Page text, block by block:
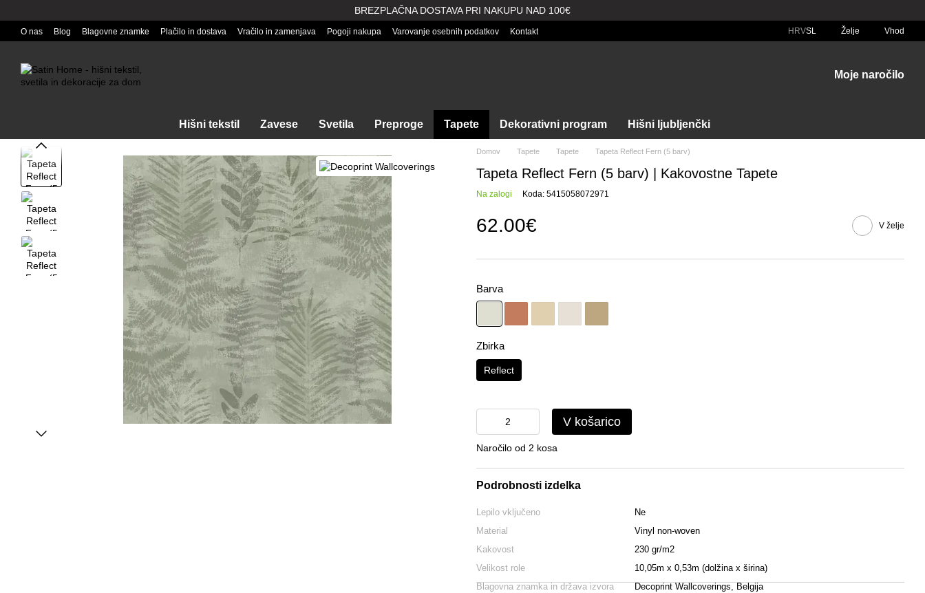
BREZPLAČNA DOSTAVA PRI NAKUPU NAD 100€
O nas Blog Blagovne znamke Plačilo in dostava Vračilo in zamenjava Pogoji nakupa Varovanje osebnih podatkov Kontakt HRVSL Želje Vhod
Moje naročilo
Hišni tekstil Zavese Svetila Preproge Tapete Dekorativni program Hišni ljubljenčki
Domov Tapete Tapete Tapeta Reflect Fern (5 barv)
Tapeta Reflect Fern (5 barv) | Kakovostne Tapete
Na zalogi Koda: 5415058072971
62.00€ V želje
Barva
Zbirka
Reflect
V košarico
Naročilo od 2 kosa
Podrobnosti izdelka
Lepilo vključeno
Ne
Material
Vinyl non-woven
Kakovost
230 gr/m2
Velikost role
10,05m x 0,53m (dolžina x širina)
Blagovna znamka in država izvora
Decoprint Wallcoverings, Belgija